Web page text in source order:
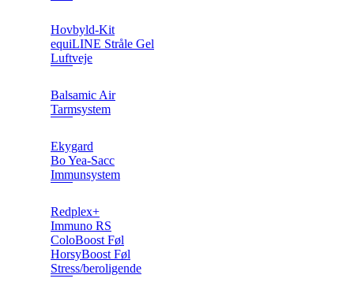
Hovbyld-Kit
equiLINE Stråle Gel
Luftveje
Balsamic Air
Tarmsystem
Ekygard
Bo Yea-Sacc
Immunsystem
Redplex+
Immuno RS
ColoBoost Føl
HorsyBoost Føl
Stress/beroligende